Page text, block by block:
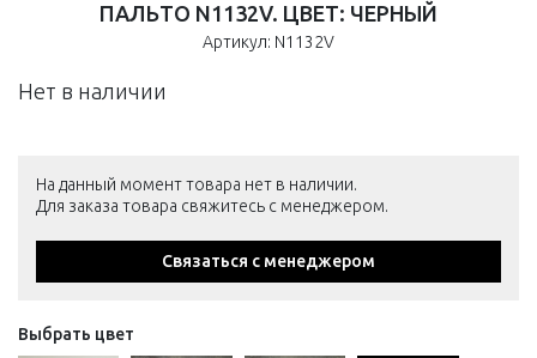
ПАЛЬТО N1132V. ЦВЕТ: ЧЕРНЫЙ
Артикул: N1132V
Нет в наличии
На данный момент товара нет в наличии.
Для заказа товара свяжитесь с менеджером.
Связаться с менеджером
Выбрать цвет